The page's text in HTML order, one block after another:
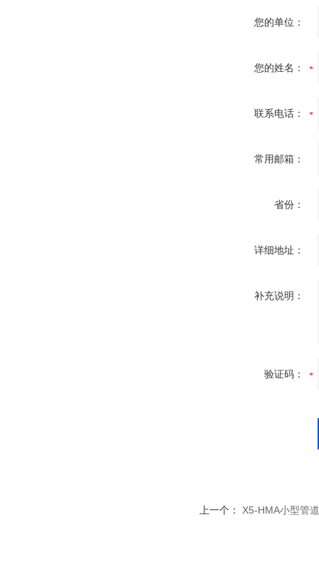
您的单位：
您的姓名：
联系电话：
常用邮箱：
省份：
详细地址：
补充说明：
验证码：
上一个： X5-HMA小型管